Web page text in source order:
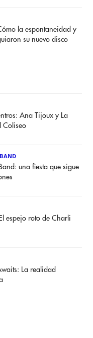
la espontaneidad y
su nuevo disco
Ana Tijoux y La
Coliseo
una fiesta que sigue
espejo roto de Charli
La realidad